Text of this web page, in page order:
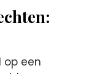
op een